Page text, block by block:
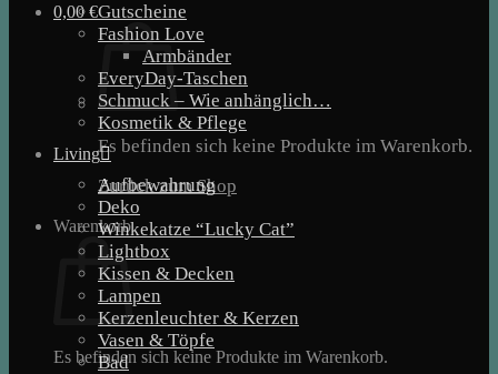
0,00€
Es befinden sich keine Produkte im Warenkorb.
Zurück zum Shop
Warenkorb
Es befinden sich keine Produkte im Warenkorb.
Gutscheine
Fashion Love
Armbänder
EveryDay-Taschen
Schmuck – Wie anhänglich…
Kosmetik & Pflege
Living
Aufbewahrung
Deko
Winkekatze “Lucky Cat”
Lightbox
Kissen & Decken
Lampen
Kerzenleuchter & Kerzen
Vasen & Töpfe
Bad